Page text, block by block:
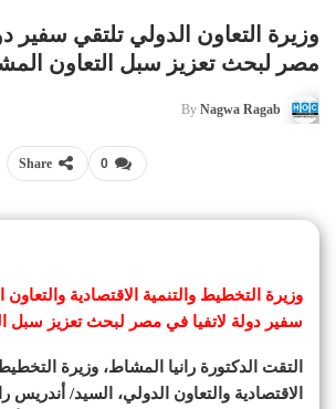
وزيرة التعاون الدولي تلتقي سفير
مصر لبحث تعزيز سبل التعاون
By Nagwa Ragab
0
Share
وزيرة التخطيط والتنمية الاقتصادية والتعاون
سفير دولة لاتفيا في مصر لبحث تعزيز سبل
التقت الدكتورة رانيا المشاط، وزيرة
الاقتصادية والتعاون الدولي، السيد/